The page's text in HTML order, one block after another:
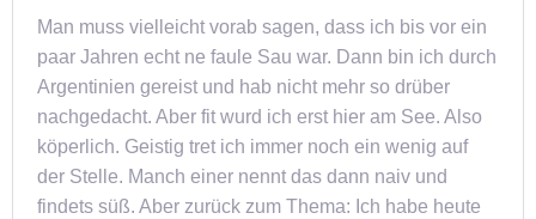
Man muss vielleicht vorab sagen, dass ich bis vor ein
paar Jahren echt ne faule Sau war. Dann bin ich durch
Argentinien gereist und hab nicht mehr so drüber
nachgedacht. Aber fit wurd ich erst hier am See. Also
köperlich. Geistig tret ich immer noch ein wenig auf
der Stelle. Manch einer nennt das dann naiv und
findets süß. Aber zurück zum Thema: Ich habe heute